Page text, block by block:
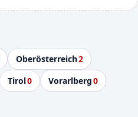
Oberösterreich2
Tirol0 Vorarlberg0